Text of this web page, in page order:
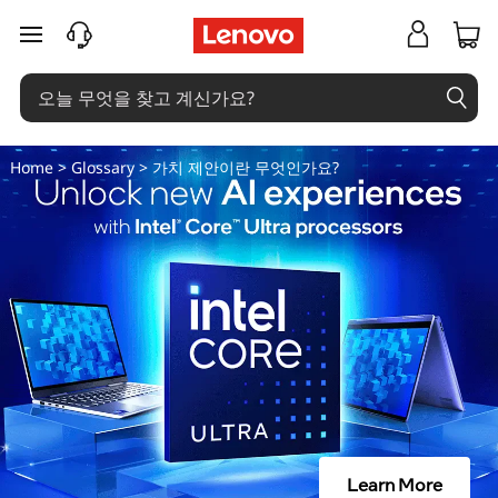
가
치
제
안
이
무
엇
인
가
주요 콘텐츠로 건너뛰기
Home> Glossary> 가치 제안이란 무엇인가요?
Learn More